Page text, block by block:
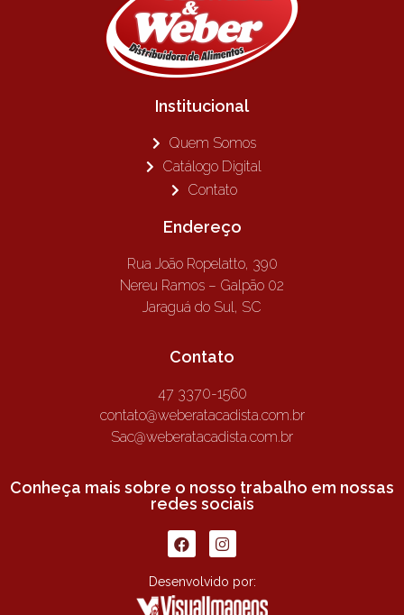
Institucional
Quem Somos
Catálogo Digital
Contato
Endereço
Rua João Ropelatto, 390
Nereu Ramos – Galpão 02
Jaraguá do Sul, SC
Contato
47 3370-1560
contato@weberatacadista.com.br
Sac@weberatacadista.com.br
Conheça mais sobre o nosso trabalho em nossas
redes sociais
Desenvolvido por: